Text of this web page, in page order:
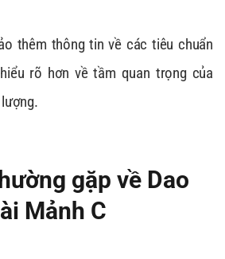
thêm thông tin về các tiêu chuẩn
rõ hơn về tầm quan trọng của
gặp về Dao
Mảnh C